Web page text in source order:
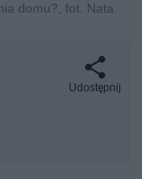
domu?, fot. Nata
Udostępnij